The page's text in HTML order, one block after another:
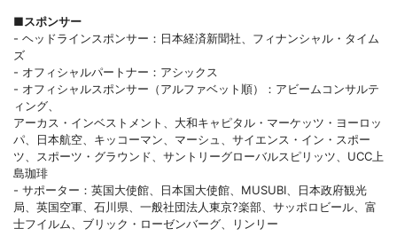
■スポンサー
- ヘッドラインスポンサー：日本経済新聞社、フィナンシャル・タイム
ズ
- オフィシャルパートナー：アシックス
- オフィシャルスポンサー（アルファベット順）：アビームコンサルテ
ィング、
アーカス・インベストメント、大和キャピタル・マーケッツ・ヨーロッ
パ、日本航空、キッコーマン、マーシュ、サイエンス・イン・スポー
ツ、スポーツ・グラウンド、サントリーグローバルスピリッツ、UCC上
島珈琲
- サポーター：英国大使館、日本国大使館、MUSUBI、日本政府観光
局、英国空軍、石川県、一般社団法人東京?楽部、サッポロビール、富
士フイルム、ブリック・ローゼンバーグ、リンリー